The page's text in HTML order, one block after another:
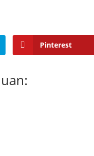
Pinterest